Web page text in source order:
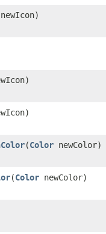
newIcon)
​(Color newColor)
​(Color newColor)